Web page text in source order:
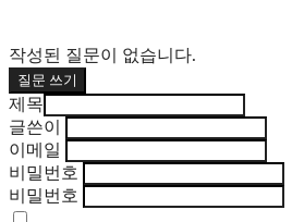
작성된 질문이 없습니다.
질문 쓰기
제목
글쓴이
이메일
비밀번호
비밀번호